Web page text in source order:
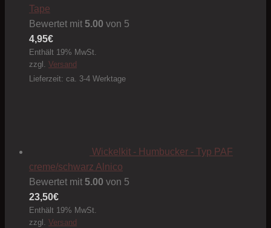
Tape
Bewertet mit 5.00 von 5
4,95€
Enthält 19% MwSt.
zzgl. Versand
Lieferzeit: ca. 3-4 Werktage
Wickelkit - Humbucker - Typ PAF
creme/schwarz Alnico
Bewertet mit 5.00 von 5
23,50€
Enthält 19% MwSt.
zzgl. Versand